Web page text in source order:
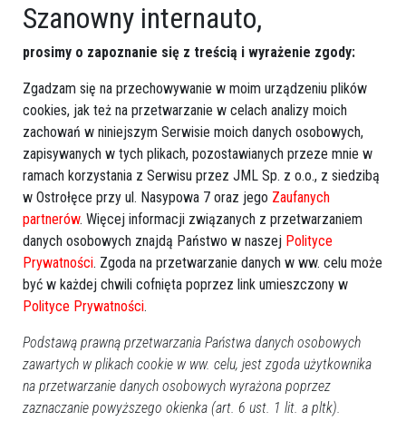
Zobacz również
Szanowny internauto,
prosimy o zapoznanie się z treścią i wyrażenie zgody:
Zgadzam się na przechowywanie w moim urządzeniu plików
cookies, jak też na przetwarzanie w celach analizy moich
zachowań w niniejszym Serwisie moich danych osobowych,
zapisywanych w tych plikach, pozostawianych przeze mnie w
ramach korzystania z Serwisu przez JML Sp. z o.o., z siedzibą
w Ostrołęce przy ul. Nasypowa 7 oraz jego Zaufanych
partnerów. Więcej informacji związanych z przetwarzaniem
danych osobowych znajdą Państwo w naszej Polityce
Prywatności. Zgoda na przetwarzanie danych w ww. celu może
być w każdej chwili cofnięta poprzez link umieszczony w
Polityce Prywatności.
Podstawą prawną przetwarzania Państwa danych osobowych
zawartych w plikach cookie w ww. celu, jest zgoda użytkownika
na przetwarzanie danych osobowych wyrażona poprzez
zaznaczanie powyższego okienka (art. 6 ust. 1 lit. a pltk).